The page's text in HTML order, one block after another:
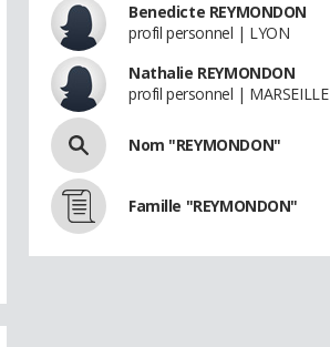
Benedicte REYMONDON
profil personnel | LYON
Nathalie REYMONDON
profil personnel | MARSEILLE
Nom "REYMONDON"
Famille "REYMONDON"